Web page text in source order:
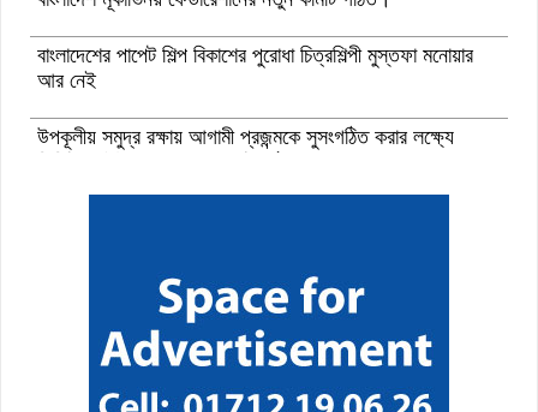
বাংলাদেশের পাপেট শিল্প বিকাশের পুরোধা চিত্রশিল্পী মুস্তফা মনোয়ার
আর নেই
উপকূলীয় সমুদ্র রক্ষায় আগামী প্রজন্মকে সুসংগঠিত করার লক্ষ্যে